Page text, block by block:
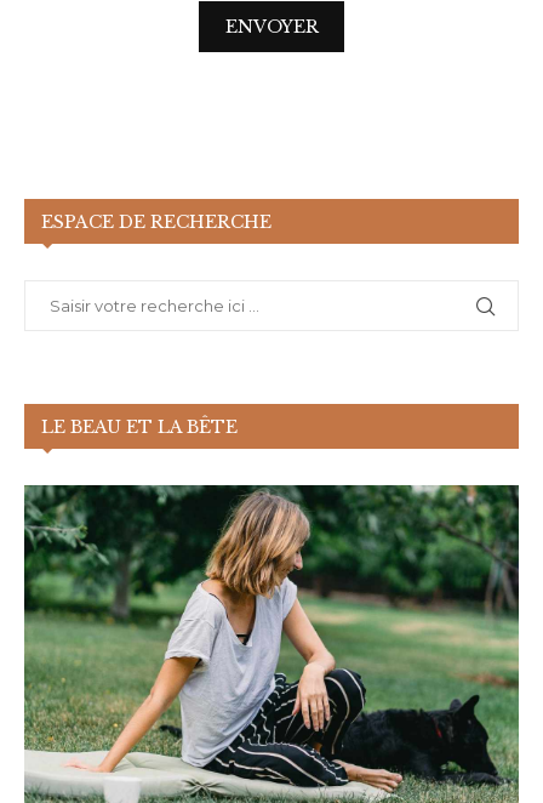
ESPACE DE RECHERCHE
LE BEAU ET LA BÊTE